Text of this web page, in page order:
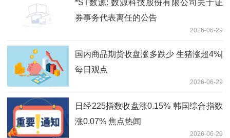
*ST数源: 数源科技股份有限公司关于证
券事务代表离任的公告
2026-06-29
国内商品期货收盘涨多跌少 生猪涨超4%|
每日观点
2026-06-29
日经225指数收盘涨0.15% 韩国综合指数
涨0.07% 焦点热闻
2026-06-29